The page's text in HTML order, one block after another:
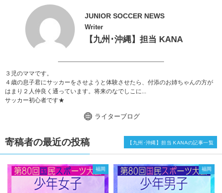
JUNIOR SOCCER NEWS
Writer
【九州･沖縄】担当 KANA
３児のママです。
４歳の息子君にサッカーをさせようと体験させたら、付添のお姉ちゃんの方が
はまり２人仲良く通っています。将来のなでしこに...
サッカー初心者です★
ライターブログ
寄稿者の最近の投稿
福岡 福岡
【九州･沖縄】担当 KANAの記事一覧